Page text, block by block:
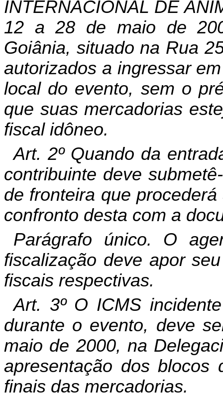
INTERNACIONAL DE
12 a 28 de maio de
Goiânia, situado na Rua
autorizados a ingressar
local do evento, sem o
que suas mercadorias
fiscal idôneo.
Art. 2º Quando da
contribuinte deve
de fronteira que
confronto desta com a
Parágrafo único. O
fiscalização deve apor
fiscais respectivas.
Art. 3º O ICMS
durante o evento, deve
maio de 2000, na
apresentação dos
finais das mercadorias.